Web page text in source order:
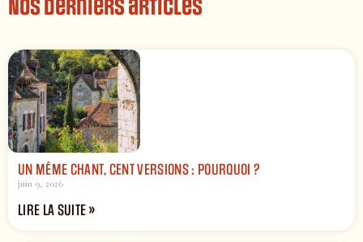
Nos derniers articles
UN MÊME CHANT, CENT VERSIONS : POURQUOI ?
juin 9, 2026
LIRE LA SUITE »